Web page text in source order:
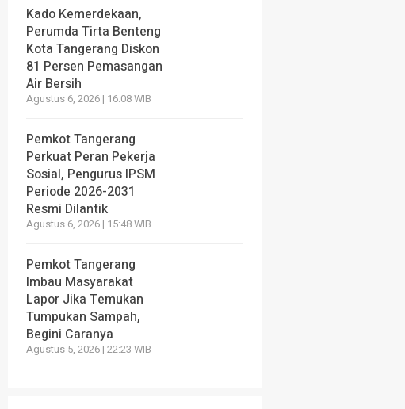
Kado Kemerdekaan,
Perumda Tirta Benteng
Kota Tangerang Diskon
81 Persen Pemasangan
Air Bersih
Agustus 6, 2026 | 16:08 WIB
Pemkot Tangerang
Perkuat Peran Pekerja
Sosial, Pengurus IPSM
Periode 2026-2031
Resmi Dilantik
Agustus 6, 2026 | 15:48 WIB
Pemkot Tangerang
Imbau Masyarakat
Lapor Jika Temukan
Tumpukan Sampah,
Begini Caranya
Agustus 5, 2026 | 22:23 WIB